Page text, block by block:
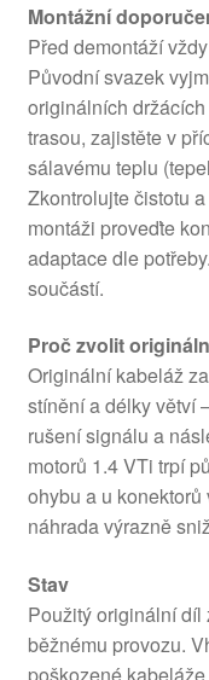
Montážní
Před demontáží
Původní svazek
originálních
trasou, zajistěte v
sálavému teplu
Zkontrolujte čistotu
montáži proveďte
adaptace dle
součástí.
Proč zvolit
Originální kabeláž
stínění a délky větví
rušení signálu a
motorů 1.4 VTi trpí
ohybu a u
náhrada výrazně
Stav
Použitý originální díl
běžnému provozu.